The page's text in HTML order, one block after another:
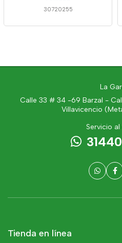
30720255
La
Calle 33 # 34 -69 Barzal -
Villavicencio
Servicio al
Tienda en línea